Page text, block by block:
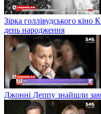
Зірка голлівудського кіно
день народження
Джонні Деппу знайшли